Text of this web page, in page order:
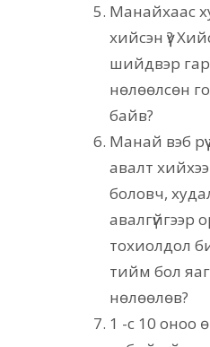
Манайхаас
хийсэн үү?
шийдвэр
нөлөөлсөн
байв?
Манай вэб
авалт
боловч,
авалгүйгээр
тохиолдол
тийм бол
нөлөөлөв?
1 -с 10 оноо